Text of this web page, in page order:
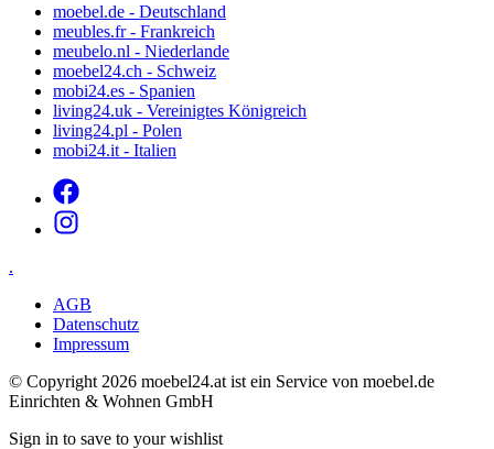
moebel.de - Deutschland
meubles.fr - Frankreich
meubelo.nl - Niederlande
moebel24.ch - Schweiz
mobi24.es - Spanien
living24.uk - Vereinigtes Königreich
living24.pl - Polen
mobi24.it - Italien
.
AGB
Datenschutz
Impressum
© Copyright 2026 moebel24.at ist ein Service von moebel.de
Einrichten & Wohnen GmbH
Sign in to save to your wishlist